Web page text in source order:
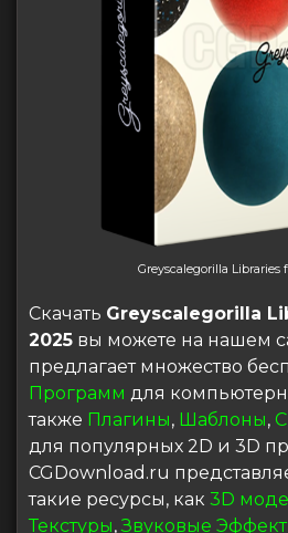
Greyscalegorilla Libraries
Скачать Greyscalegorilla
2025 вы можете на нашем
предлагает множество
Программ для
также Плагины, Шаблоны,
для популярных 2D и 3D
CGDownload.ru
такие ресурсы, как 3D
Текстуры,Звуковые